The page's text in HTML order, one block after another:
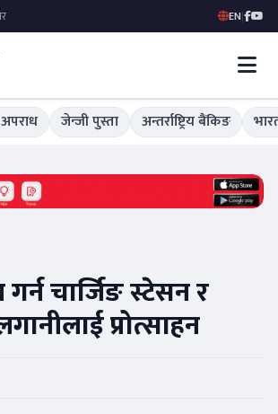
EN|
अपराध जेन्जी पुस्ता अन्तर्राष्ट्रिय बैंकिङ
गर्न चार्जिङ स्टेसन र
प्रोत्साहन